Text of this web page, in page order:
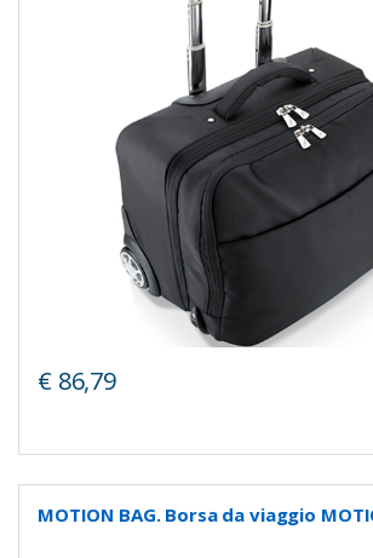
€ 86,79
MOTION BAG. Borsa da viaggio